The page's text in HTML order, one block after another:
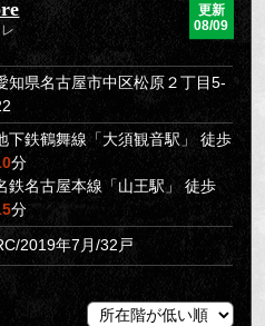
更新
08/09
知県名古屋市中区松原２丁目5-
下鉄鶴舞線「大須観音駅」 徒歩
分
鉄名古屋本線「山王駅」 徒歩
分
2019年7月/32戸